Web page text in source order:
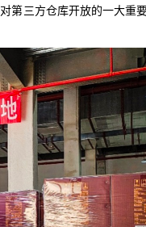
对第三方仓库开放的一大重要